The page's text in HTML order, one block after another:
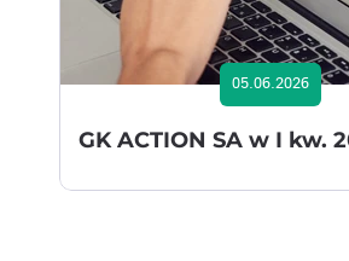
05.06.2026